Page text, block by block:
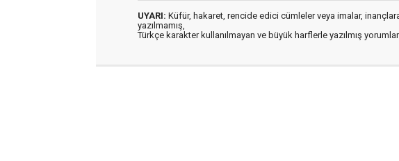
UYARI: Küfür, hakaret, rencide edici cümleler veya imalar,
yazılmamış,
Türkçe karakter kullanılmayan ve büyük harflerle yazılmış